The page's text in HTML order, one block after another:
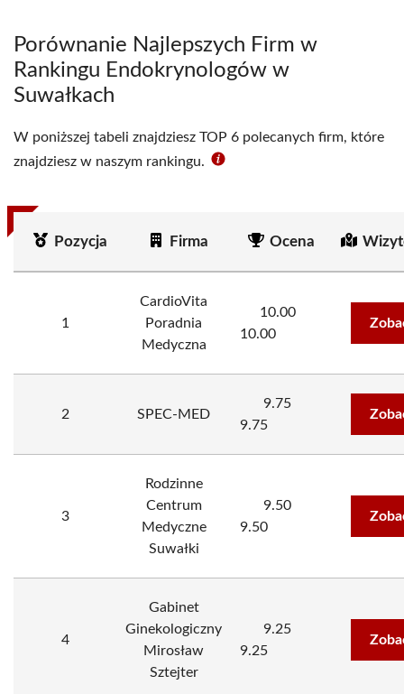
Porównanie Najlepszych Firm w
Rankingu Endokrynologów w
Suwałkach
W poniższej tabeli znajdziesz TOP 6 polecanych firm, które
znajdziesz w naszym rankingu.
Pozycja Firma Ocena
1
CardioVita
Poradnia
Medyczna
10.00
10.00
2 SPEC-MED
9.75
9.75
3
Rodzinne
Centrum
Medyczne
Suwałki
9.50
9.50
4
Gabinet
Ginekologiczny
Mirosław
Sztejter
9.25
9.25